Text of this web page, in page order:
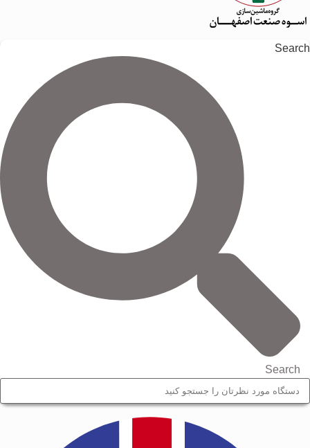
Search
Search